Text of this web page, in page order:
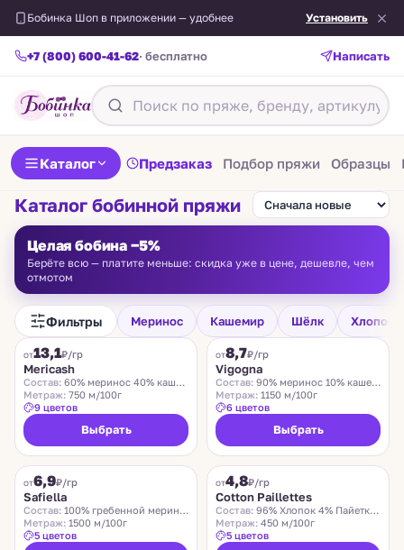
Бобинка Шоп в приложении — удобнее Установить
+7 (800) 600-41-62· бесплатно Написать
Каталог Предзаказ Подбор пряжи Образцы
Каталог бобинной пряжи
Целая бобина −5%
Берёте всю — платите меньше: скидка уже в цене, дешевле, чем
отмотом
Фильтры Меринос Кашемир Шёлк Хлопок
FILAMORE
от13,1₽/гр
Mericash
Состав: 60% меринос 40% кашемир
Метраж: 750 м/100г
9 цветов
Выбрать
VIGOGNA
от8,7₽/гр
Vigogna
Состав: 90% меринос 10% кашемир
Метраж: 1150 м/100г
6 цветов
Выбрать
от6,9₽/гр
Safiella
Состав: 100% гребенной меринос
Метраж: 1500 м/100г
5 цветов
от4,8₽/гр
Cotton Paillettes
Состав: 96% Хлопок 4% Пайетки Полиэстер
Метраж: 450 м/100г
5 цветов